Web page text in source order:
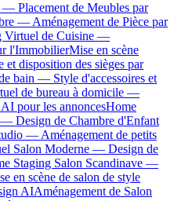
Placement de Meubles par
— Aménagement de Pièce par
Virtuel de Cuisine —
l'ImmobilierMise en scène
disposition des sièges par
bain — Style d'accessoires et
de bureau à domicile —
pour les annoncesHome
Design de Chambre d'Enfant
— Aménagement de petits
Salon Moderne — Design de
Staging Salon Scandinave —
en scène de salon de style
AIAménagement de Salon